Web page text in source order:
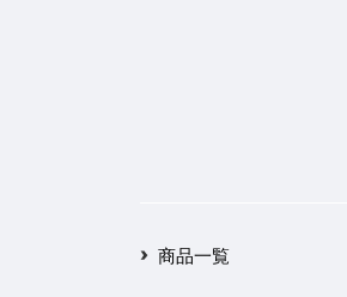
商品一覧